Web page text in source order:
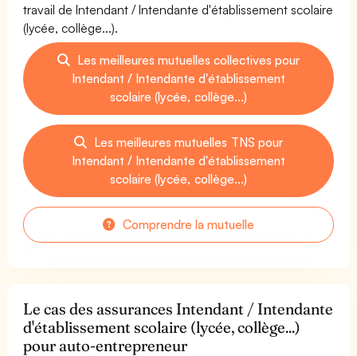
travail de Intendant / Intendante d'établissement scolaire
(lycée, collège...).
Les meilleures mutuelles collectives pour
Intendant / Intendante d'établissement
scolaire (lycée, collège...)
Les meilleures mutuelles TNS pour
Intendant / Intendante d'établissement
scolaire (lycée, collège...)
Comprendre la mutuelle
Le cas des assurances Intendant / Intendante
d'établissement scolaire (lycée, collège...)
pour auto-entrepreneur